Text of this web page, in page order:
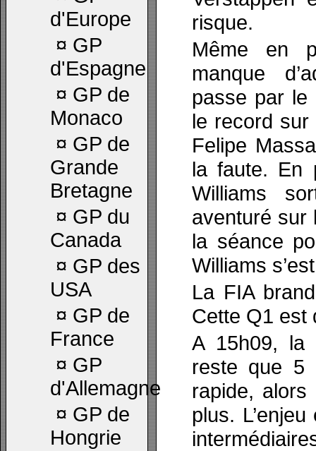
d'Europe
¤ GP
d'Espagne
¤ GP de
Monaco
¤ GP de
Grande
Bretagne
¤ GP du
Canada
¤ GP des
USA
¤ GP de
France
¤ GP
d'Allemagne
¤ GP de
Hongrie
risque.
Même en
manque
passe par le
le record sur
Felipe
la faute. En
Williams
aventuré sur
la séance
Williams
La FIA
Cette Q1 est
A 15h09, la
reste que 5
rapide,
plus.